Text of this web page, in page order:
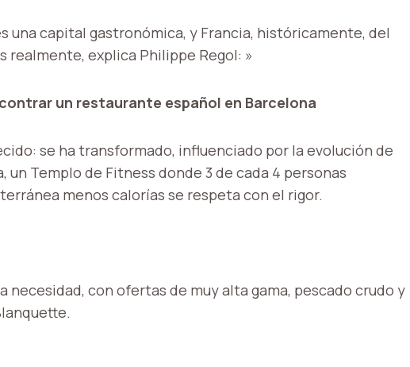
una capital gastronómica, y Francia, históricamente, del
explica Philippe Regol: »
un restaurante español en Barcelona
se ha transformado, influenciado por la evolución de
Templo de Fitness donde 3 de cada 4 personas
menos calorías se respeta con el rigor.
necesidad, con ofertas de muy alta gama, pescado crudo y